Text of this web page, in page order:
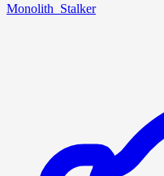
Monolith_Stalker